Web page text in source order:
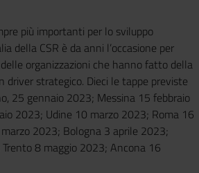
più importanti per lo sviluppo
della CSR è da anni l’occasione per
organizzazioni che hanno fatto della
driver strategico. Dieci le tappe previste
25 gennaio 2023; Messina 15 febbraio
2023; Udine 10 marzo 2023; Roma 16
2023; Bologna 3 aprile 2023;
8 maggio 2023; Ancona 16